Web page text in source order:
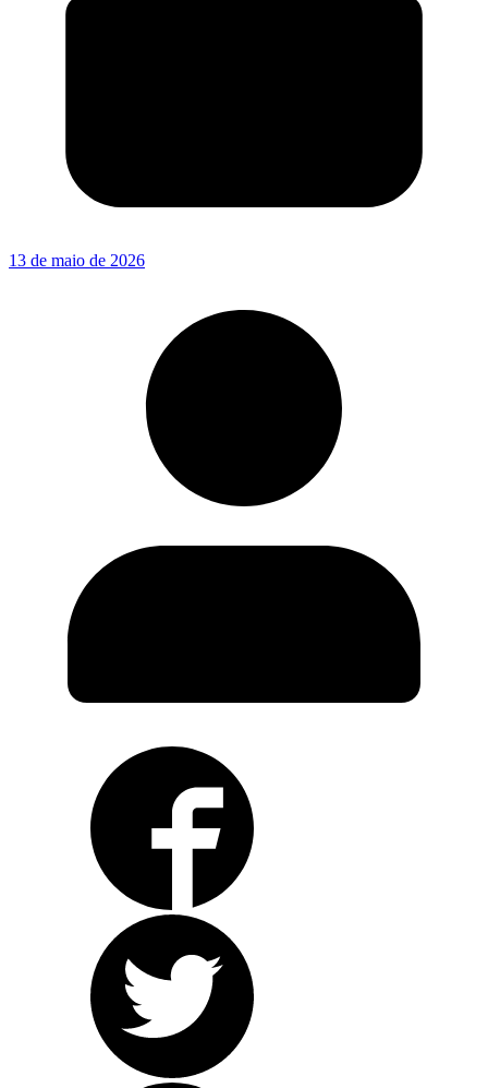
13 de maio de 2026